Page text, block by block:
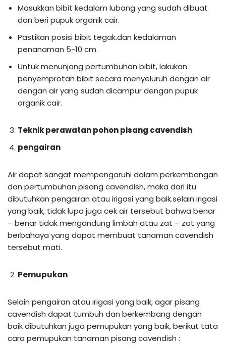
Masukkan bibit kedalam lubang yang sudah dibuat
dan beri pupuk organik cair.
Pastikan posisi bibit tegak.dan kedalaman
penanaman 5-10 cm.
Untuk menunjang pertumbuhan bibit, lakukan
penyemprotan bibit secara menyeluruh dengan air
dengan air yang sudah dicampur dengan pupuk
organik cair.
Teknik perawatan pohon pisang cavendish
pengairan
Air dapat sangat mempengaruhi dalam perkembangan
dan pertumbuhan pisang cavendish, maka dari itu
dibutuhkan pengairan atau irigasi yang baik.selain irigasi
yang baik, tidak lupa juga cek air tersebut bahwa benar
– benar tidak mengandung limbah atau zat – zat yang
berbahaya yang dapat membuat tanaman cavendish
tersebut mati.
Pemupukan
Selain pengairan atau irigasi yang baik, agar pisang
cavendish dapat tumbuh dan berkembang dengan
baik dibutuhkan juga pemupukan yang baik, berikut tata
cara pemupukan tanaman pisang cavendish :